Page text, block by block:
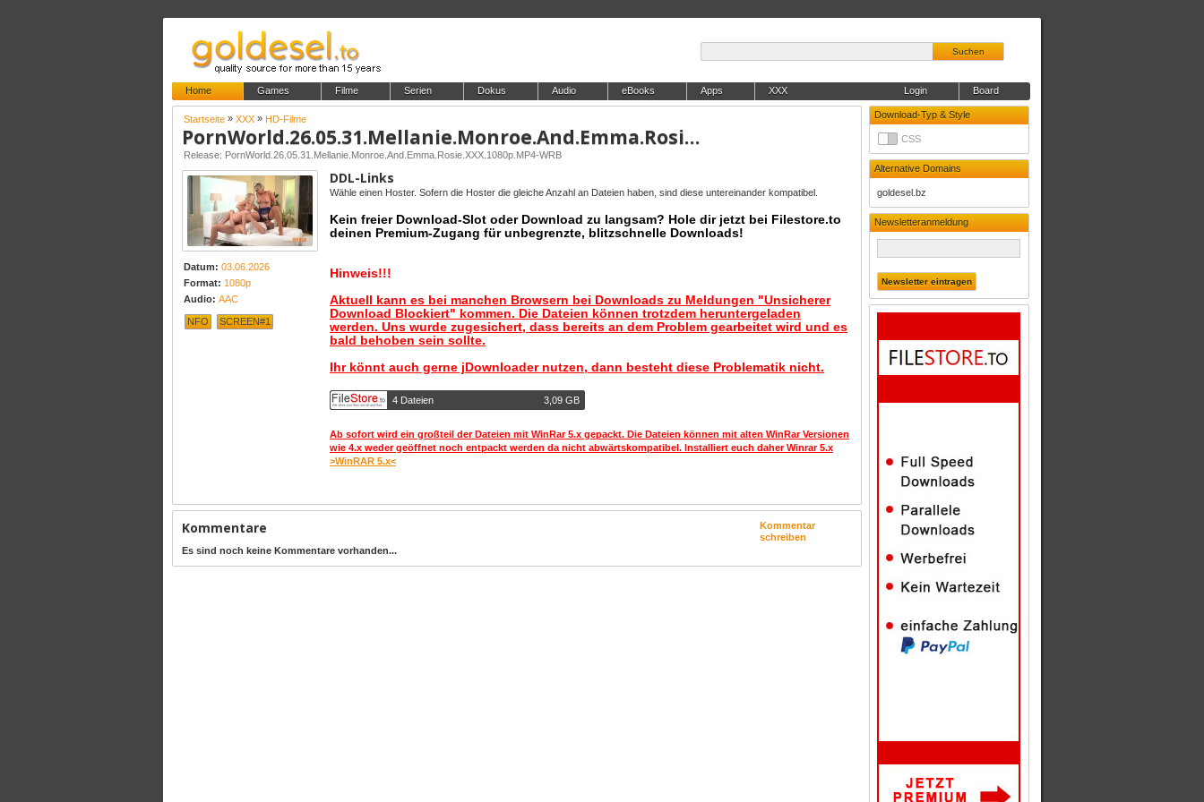
Suchen
Home Games Filme Serien Dokus Audio eBooks Apps XXX Board
Login
Download-Typ & Style
CSS
Alternative Domains
goldesel.bz
Newsletteranmeldung
Startseite » XXX » HD-Filme
PornWorld.26.05.31.Mellanie.Monroe.And.Emma.Rosie.XXX.1080p.MP4-WRB
Release: PornWorld.26.05.31.Mellanie.Monroe.And.Emma.Rosie.XXX.1080p.MP4-WRB
Datum: 03.06.2026
Format: 1080p
Audio: AAC
NFO SCREEN#1
DDL-Links
Wähle einen Hoster. Sofern die Hoster die gleiche Anzahl an Dateien haben, sind diese untereinander kompatibel.
Kein freier Download-Slot oder Download zu langsam? Hole dir jetzt bei Filestore.to
deinen Premium-Zugang für unbegrenzte, blitzschnelle Downloads!
Hinweis!!!
Aktuell kann es bei manchen Browsern bei Downloads zu Meldungen "Unsicherer
Download Blockiert" kommen. Die Dateien können trotzdem heruntergeladen
werden. Uns wurde zugesichert, dass bereits an dem Problem gearbeitet wird und es
bald behoben sein sollte.
Ihr könnt auch gerne jDownloader nutzen, dann besteht diese Problematik nicht.
4 Dateien 3,09 GB
Ab sofort wird ein großteil der Dateien mit WinRar 5.x gepackt. Die Dateien können mit alten WinRar Versionen
wie 4.x weder geöffnet noch entpackt werden da nicht abwärtskompatibel. Installiert euch daher Winrar 5.x
>WinRAR 5.x<
Kommentar
schreiben
Kommentare
Es sind noch keine Kommentare vorhanden...